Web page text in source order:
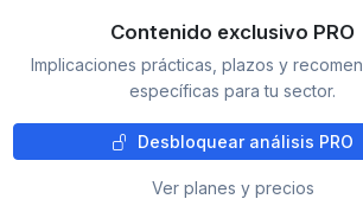
Profesora Titular de Universidad en el
adscrita al Departamento de
se produce tras la
Contenido exclusivo PRO
Implicaciones prácticas, plazos y
específicas para tu sector.
Desbloquear análisis PRO
Ver planes y precios